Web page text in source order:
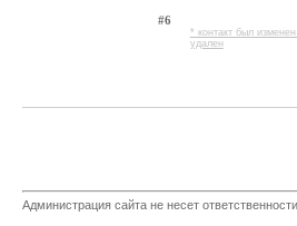
#6
* контакт был
удален
Администрация сайта не несет